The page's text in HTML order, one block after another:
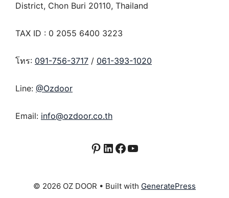
District, Chon Buri 20110, Thailand
TAX ID : 0 2055 6400 3223
โทร: 091-756-3717 / 061-393-1020
Line: @Ozdoor
Email: info@ozdoor.co.th
Pinterest
LinkedIn
Facebook
YouTube
© 2026 OZ DOOR • Built with GeneratePress